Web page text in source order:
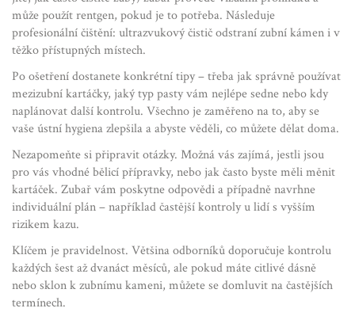
může použít rentgen, pokud je to potřeba. Následuje
profesionální čištění: ultrazvukový čistič odstraní zubní kámen i v
těžko přístupných místech.
Po ošetření dostanete konkrétní tipy – třeba jak správně používat
mezizubní kartáčky, jaký typ pasty vám nejlépe sedne nebo kdy
naplánovat další kontrolu. Všechno je zaměřeno na to, aby se
vaše ústní hygiena zlepšila a abyste věděli, co můžete dělat doma.
Nezapomeňte si připravit otázky. Možná vás zajímá, jestli jsou
pro vás vhodné bělicí přípravky, nebo jak často byste měli měnit
kartáček. Zubař vám poskytne odpovědi a případně navrhne
individuální plán – například častější kontroly u lidí s vyšším
rizikem kazu.
Klíčem je pravidelnost. Většina odborníků doporučuje kontrolu
každých šest až dvanáct měsíců, ale pokud máte citlivé dásně
nebo sklon k zubnímu kameni, můžete se domluvit na častějších
termínech.